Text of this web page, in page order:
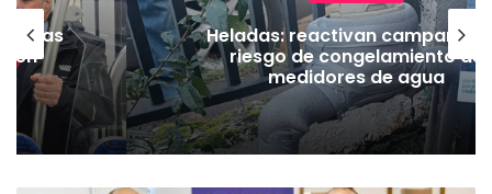
vías
Heladas: reactivan campaña
riesgo de congelamiento de
medidores de agua